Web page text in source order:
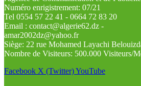
Numéro enrigistrement: 07/21
Tel 0554 57 22 41 - 0664 72 83 20
Email : contact@algerie62.dz -
amar2002dz@yahoo.fr
Siège: 22 rue Mohamed Layachi
Nombre de Visiteurs: 500.000 Visiteurs/
Facebook X (Twitter)YouTube